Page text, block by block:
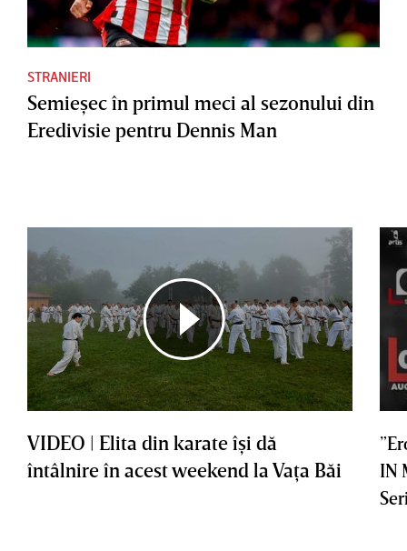
STRANIERI
Semieşec în primul meci al sezonului din
Eredivisie pentru Dennis Man
VIDEO | Elita din karate îşi dă
întâlnire în acest weekend la Vaţa Băi
IN